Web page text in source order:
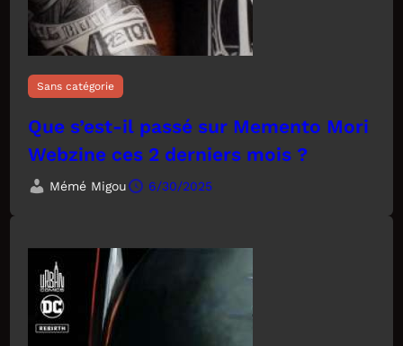
Sans catégorie
Que s’est-il passé sur Memento Mori
Webzine ces 2 derniers mois ?
Mémé Migou 6/30/2025